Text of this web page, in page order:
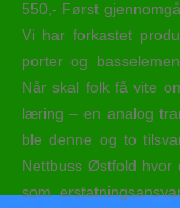
550,- Først
Vi har forkastet
porter og
Når skal folk få vite
læring – en analog
ble denne og to
Nettbuss Østfold hvor
som